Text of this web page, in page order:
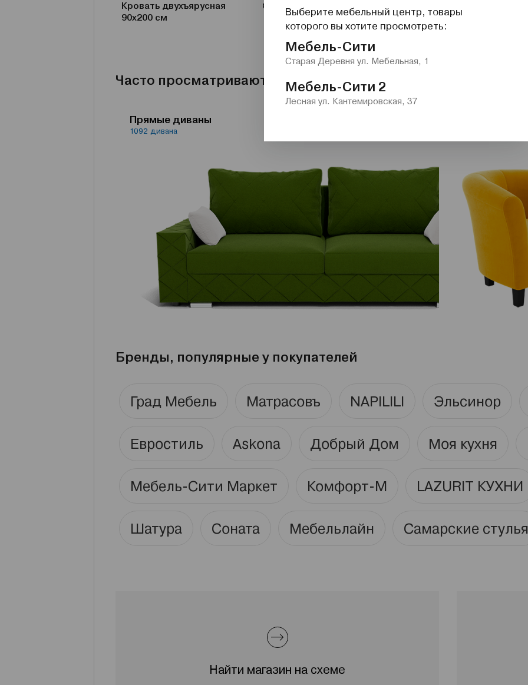
Кровать двухъярусная
90х200 см
Кровать Венди
Часто просматривают
Прямые диваны
1092 дивана
Мягкие
Бренды, популярные у покупателей
Град Мебель Матрасовъ NAPILILI Эльсинор
Евростиль Askona Добрый Дом Моя кухня
Мебель-Сити Маркет Комфорт-М LAZURIT КУХНИ
Шатура Соната Мебельлайн Самарские стулья
Найти магазин на схеме
Выберите мебельный центр, товары
которого вы хотите просмотреть:
Мебель-Сити
Старая Деревня ул. Мебельная, 1
Мебель-Сити 2
Лесная ул. Кантемировская, 37